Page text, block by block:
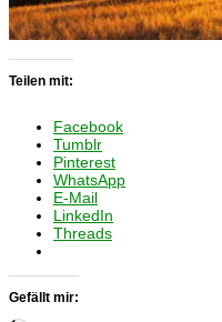
Teilen mit:
Facebook
Tumblr
Pinterest
WhatsApp
E-Mail
LinkedIn
Threads
Gefällt mir: